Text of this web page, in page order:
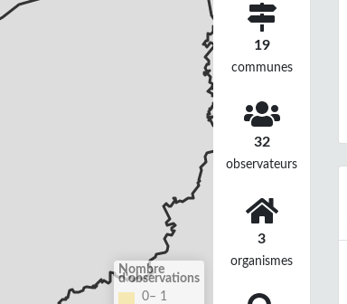
Nombre
d'observations
0– 1
19
communes
32
observateurs
3
organismes